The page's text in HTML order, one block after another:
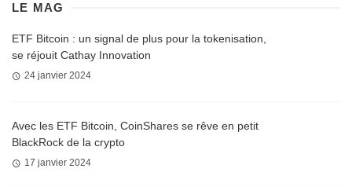
LE MAG
ETF Bitcoin : un signal de plus pour la tokenisation,
se réjouit Cathay Innovation
24 janvier 2024
Avec les ETF Bitcoin, CoinShares se rêve en petit
BlackRock de la crypto
17 janvier 2024